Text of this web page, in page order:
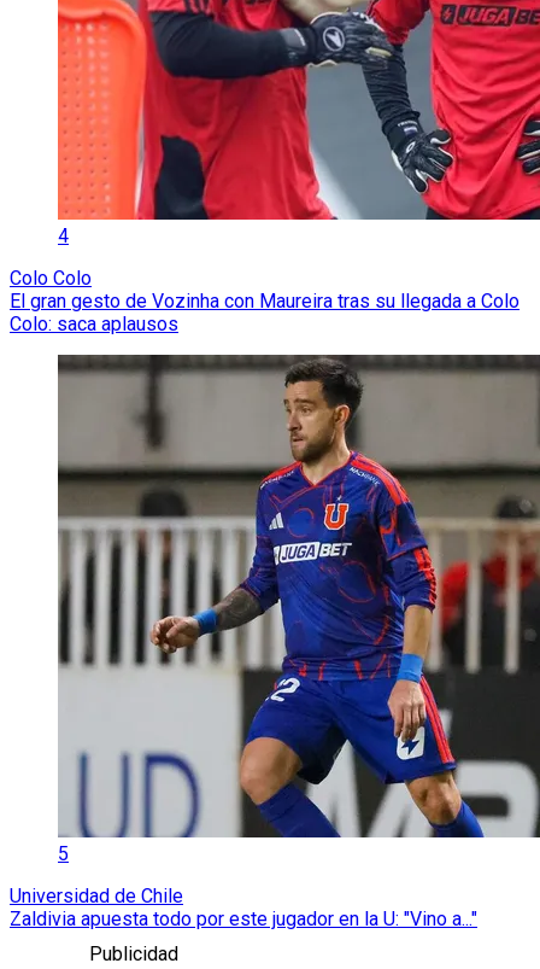
4
Colo Colo
El gran gesto de Vozinha con Maureira tras su llegada a Colo
Colo: saca aplausos
5
Universidad de Chile
Zaldivia apuesta todo por este jugador en la U: "Vino a..."
Publicidad